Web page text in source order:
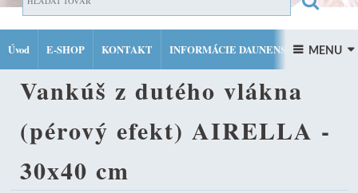
PRIHLÁSIŤ SA
Úvod E-SHOP KONTAKT INFORMÁCIE DAUNENSTEP
FACEBOOK INSTAGRAM
 MENU 
ŠPECIÁLNE VANKÚŠE
VANKÚŠ Z DUTÉHO VLÁKNA
(PÉROVÝ EFEKT) AIRELLA - 30X40 CM
Vankúš z dutého vlákna
(pérový efekt) AIRELLA -
30x40 cm